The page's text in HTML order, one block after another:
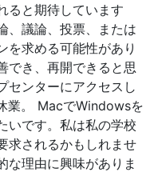
ると期待しています
、議論、投票、または
を求める可能性があり
でき、再開できると思
センターにアクセスし
業。 MacでWindowsを
いです。私は私の学校
求されるかもしれませ
な理由に興味がありま